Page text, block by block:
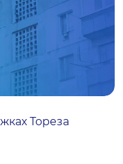
Тореза